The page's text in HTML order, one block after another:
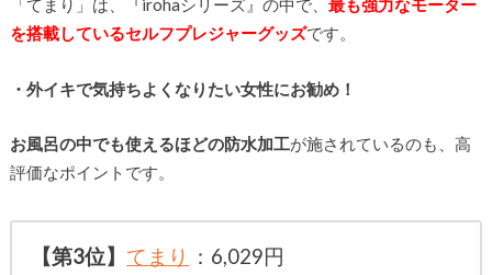
「てまり」は、『irohaシリーズ』の中で、 最も強力なモーター
を搭載しているセルフプレジャーグッズです。
・外イキで気持ちよくなりたい女性にお勧め！
お風呂の中でも使えるほどの防水加工が施されているのも、高
評価なポイントです。
【第3位】 てまり ：6,029円